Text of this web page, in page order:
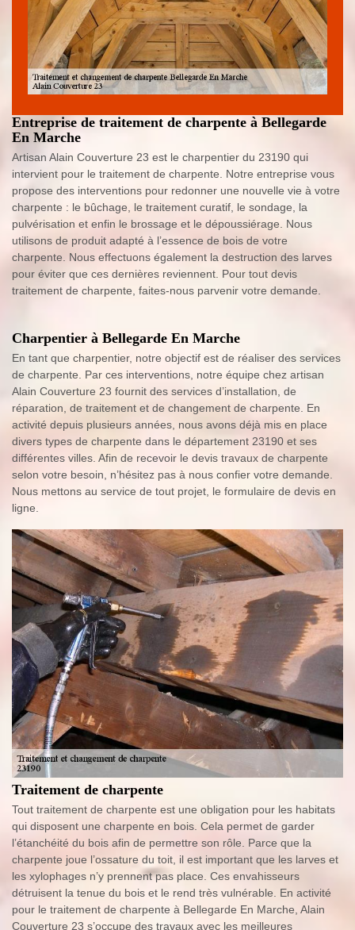
Entreprise de traitement de charpente à Bellegarde
En Marche
Artisan Alain Couverture 23 est le charpentier du 23190 qui
intervient pour le traitement de charpente. Notre entreprise vous
propose des interventions pour redonner une nouvelle vie à votre
charpente : le bûchage, le traitement curatif, le sondage, la
pulvérisation et enfin le brossage et le dépoussiérage. Nous
utilisons de produit adapté à l’essence de bois de votre
charpente. Nous effectuons également la destruction des larves
pour éviter que ces dernières reviennent. Pour tout devis
traitement de charpente, faites-nous parvenir votre demande.
Charpentier à Bellegarde En Marche
En tant que charpentier, notre objectif est de réaliser des services
de charpente. Par ces interventions, notre équipe chez artisan
Alain Couverture 23 fournit des services d’installation, de
réparation, de traitement et de changement de charpente. En
activité depuis plusieurs années, nous avons déjà mis en place
divers types de charpente dans le département 23190 et ses
différentes villes. Afin de recevoir le devis travaux de charpente
selon votre besoin, n’hésitez pas à nous confier votre demande.
Nous mettons au service de tout projet, le formulaire de devis en
ligne.
Traitement de charpente
Tout traitement de charpente est une obligation pour les habitats
qui disposent une charpente en bois. Cela permet de garder
l’étanchéité du bois afin de permettre son rôle. Parce que la
charpente joue l’ossature du toit, il est important que les larves et
les xylophages n’y prennent pas place. Ces envahisseurs
détruisent la tenue du bois et le rend très vulnérable. En activité
pour le traitement de charpente à Bellegarde En Marche, Alain
Couverture 23 s’occupe des travaux avec les meilleures